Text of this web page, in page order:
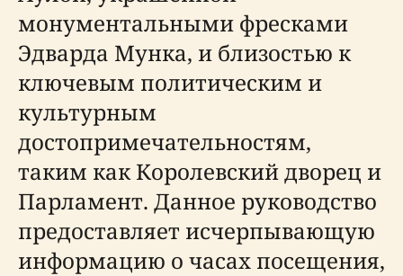
монументальными фресками
Эдварда Мунка, и близостью к
ключевым политическим и
культурным
достопримечательностям,
таким как Королевский дворец и
Парламент. Данное руководство
предоставляет исчерпывающую
информацию о часах посещения,